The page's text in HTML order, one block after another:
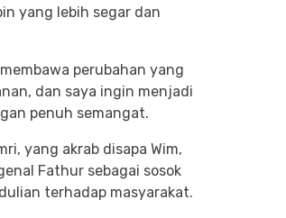
yang lebih segar dan
perubahan yang
dan saya ingin menjadi
penuh semangat.
yang akrab disapa Wim,
Fathur sebagai sosok
terhadap masyarakat.